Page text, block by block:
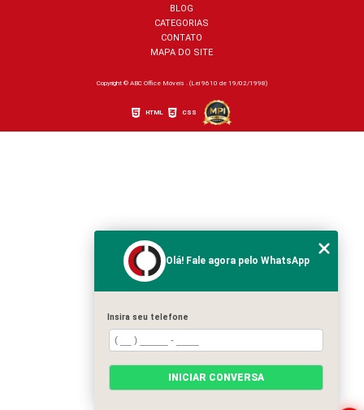
BLOG
CATEGORIAS
CONTATO
MAPA DO SITE
Copyright © ABC Office Móveis . (Lei 9610 de 19/02/1998)
HTML CSS
Olá! Fale agora pelo WhatsApp
Insira seu telefone
INICIAR CONVERSA